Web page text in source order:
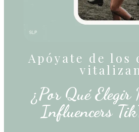
Apóyate de los
¿Por Qué Elegir
Influencers